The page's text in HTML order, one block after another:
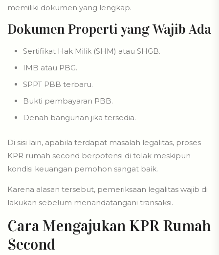
memiliki dokumen yang lengkap.
Dokumen Properti yang Wajib Ada
Sertifikat Hak Milik (SHM) atau SHGB.
IMB atau PBG.
SPPT PBB terbaru.
Bukti pembayaran PBB.
Denah bangunan jika tersedia.
Di sisi lain, apabila terdapat masalah legalitas, proses
KPR rumah second berpotensi di tolak meskipun
kondisi keuangan pemohon sangat baik.
Karena alasan tersebut, pemeriksaan legalitas wajib di
lakukan sebelum menandatangani transaksi.
Cara Mengajukan KPR Rumah
Second